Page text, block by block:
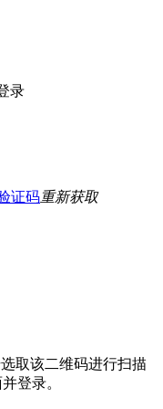
录
证码重新获取
取该二维码进行扫描
登录。